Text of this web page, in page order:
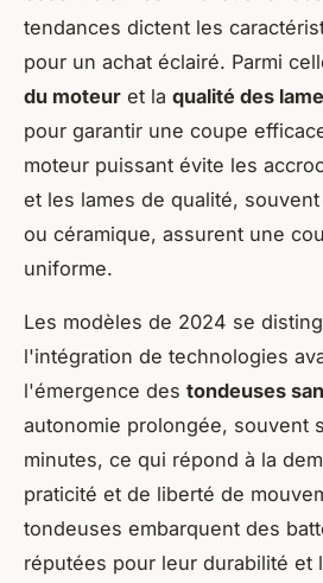
tendances dictent les
pour un achat éclairé. Parmi
du moteur et la qualité des
pour garantir une coupe
moteur puissant évite les
et les lames de qualité,
ou céramique, assurent une
uniforme.
Les modèles de 2024 se
l'intégration de technologies
l'émergence des tondeuses
autonomie prolongée, souvent
minutes, ce qui répond à la
praticité et de liberté de
tondeuses embarquent des
réputées pour leur durabilité et